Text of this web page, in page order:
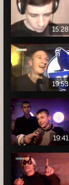
15:28
19:53
19:41